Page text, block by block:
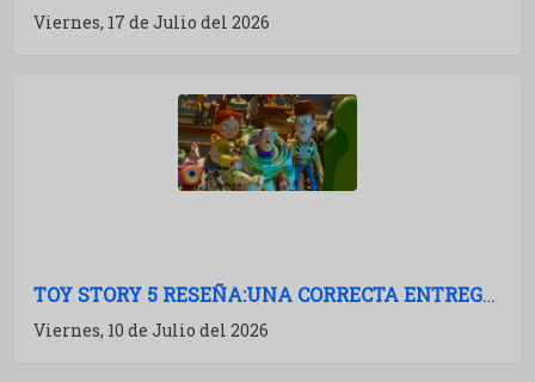
Viernes, 17 de Julio del 2026
TOY STORY 5 RESEÑA:UNA CORRECTA ENTREGA DE MÚLTIPLES BOSTEZOS
Viernes, 10 de Julio del 2026